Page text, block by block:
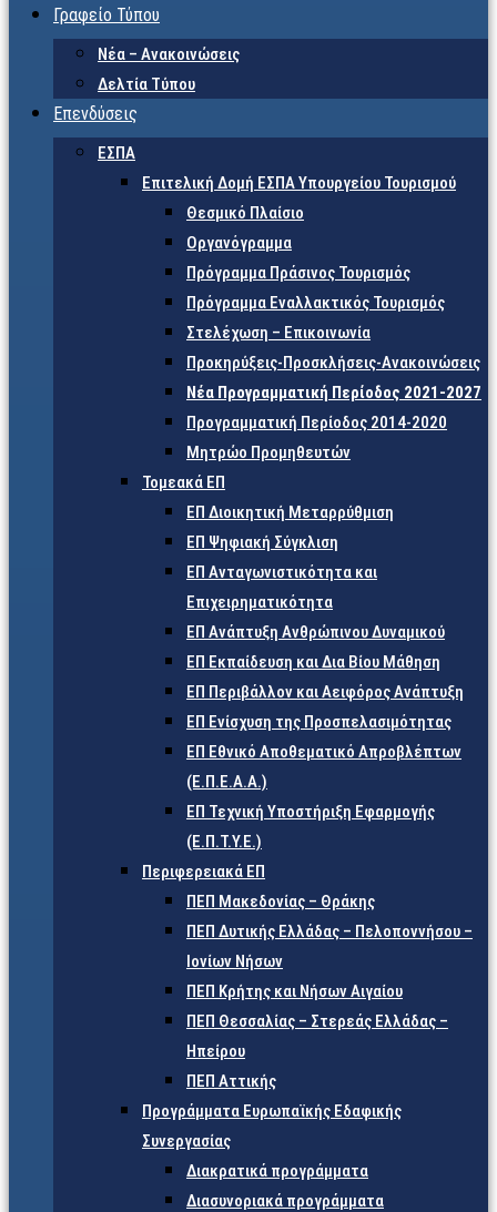
Γραφείο Τύπου
Νέα – Ανακοινώσεις
Δελτία Τύπου
Επενδύσεις
ΕΣΠΑ
Επιτελική Δομή ΕΣΠΑ Υπουργείου Τουρισμού
Θεσμικό Πλαίσιο
Οργανόγραμμα
Πρόγραμμα Πράσινος Τουρισμός
Πρόγραμμα Εναλλακτικός Τουρισμός
Στελέχωση – Επικοινωνία
Προκηρύξεις-Προσκλήσεις-Ανακοινώσεις
Νέα Προγραμματική Περίοδος 2021-2027
Προγραμματική Περίοδος 2014-2020
Μητρώο Προμηθευτών
Τομεακά ΕΠ
ΕΠ Διοικητική Μεταρρύθμιση
ΕΠ Ψηφιακή Σύγκλιση
ΕΠ Ανταγωνιστικότητα και
Επιχειρηματικότητα
ΕΠ Ανάπτυξη Ανθρώπινου Δυναμικού
ΕΠ Εκπαίδευση και Δια Βίου Μάθηση
ΕΠ Περιβάλλον και Αειφόρος Ανάπτυξη
ΕΠ Ενίσχυση της Προσπελασιμότητας
ΕΠ Εθνικό Αποθεματικό Απροβλέπτων
(Ε.Π.Ε.Α.Α.)
ΕΠ Τεχνική Υποστήριξη Εφαρμογής
(Ε.Π.Τ.Υ.Ε.)
Περιφερειακά ΕΠ
ΠΕΠ Μακεδονίας – Θράκης
ΠΕΠ Δυτικής Ελλάδας – Πελοποννήσου –
Ιονίων Νήσων
ΠΕΠ Κρήτης και Νήσων Αιγαίου
ΠΕΠ Θεσσαλίας – Στερεάς Ελλάδας –
Ηπείρου
ΠΕΠ Αττικής
Προγράμματα Ευρωπαϊκής Εδαφικής
Συνεργασίας
Διακρατικά προγράμματα
Διασυνοριακά προγράμματα